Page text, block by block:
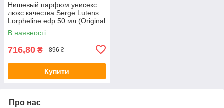
Нишевый парфюм унисекс
люкс качества Serge Lutens
Lorpheline edp 50 мл (Original
Quality)
В наявності
716,80 ₴ 896 ₴
Купити
Про нас